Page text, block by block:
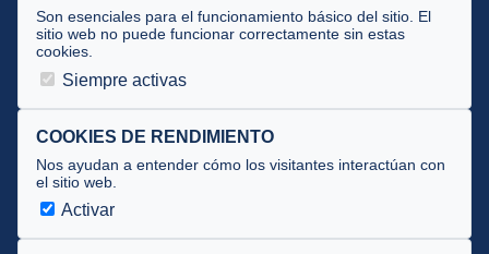
Tecnificación
JUECES Y OFICIALES
Documentos
Cursos
Circulares oficiales
Convocatorias y Equipaciones
Son esenciales para el funcionamiento básico del sitio. El
sitio web no puede funcionar correctamente sin estas
cookies.
Siempre activas
COOKIES DE RENDIMIENTO
Nos ayudan a entender cómo los visitantes interactúan con
el sitio web.
Activar